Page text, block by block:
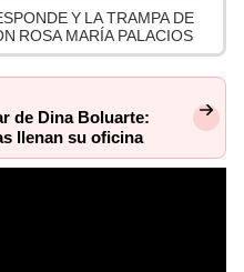
Y LA TRAMPA DE
ROSA MARÍA PALACIOS
de Dina Boluarte:
llenan su oficina